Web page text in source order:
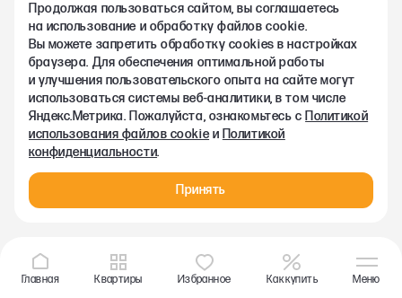
2002-2026. Группа компаний Каркас Монолит
Политика конфиденциальности
Правовая информация
Согласие на обработку персональных данных
Согласие на получение рекламно-информационных материалов
Любая информация, представленная на данном сайте, носит
исключительно информационный характер и ни при каких
условиях не является публичной офертой, определяемой
Главная Квартиры Избранное Как купить Меню
Продолжая пользоваться сайтом, вы соглашаетесь
на использование и обработку файлов cookie.
Вы можете запретить обработку сookies в настройках
браузера. Для обеспечения оптимальной работы
и улучшения пользовательского опыта на сайте могут
использоваться системы веб-аналитики, в том числе
Яндекс.Метрика. Пожалуйста, ознакомьтесь с Политикой
использования файлов cookieи Политикой
конфиденциальности.
Принять